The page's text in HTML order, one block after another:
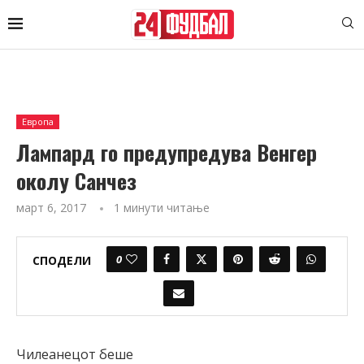
Европа
Лампард го предупредува Венгер
околу Санчез
март 6, 2017 1 минути читање
СПОДЕЛИ 0
Чилеанецот беше